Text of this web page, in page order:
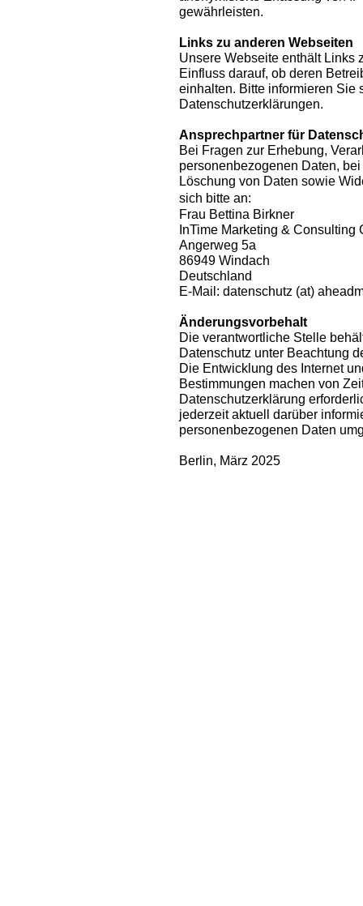
gewährleisten.
Links zu anderen Webseiten
Unsere Webseite enthält Links
Einfluss darauf, ob deren
einhalten. Bitte informieren Sie
Datenschutzerklärungen.
Ansprechpartner für
Bei Fragen zur Erhebung,
personenbezogenen Daten,
Löschung von Daten sowie
sich bitte an:
Frau Bettina Birkner
InTime Marketing & Consulting
Angerweg 5a
86949 Windach
Deutschland
E-Mail: datenschutz (at)
Änderungsvorbehalt
Die verantwortliche Stelle
Datenschutz unter Beachtung
Die Entwicklung des Internet
Bestimmungen machen von
Datenschutzerklärung
jederzeit aktuell darüber
personenbezogenen Daten
Berlin, März 2025